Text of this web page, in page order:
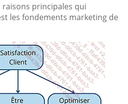
raisons principales qui
les fondements marketing de